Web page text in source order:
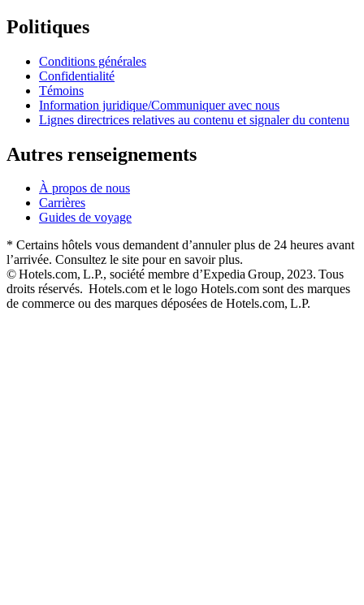
Politiques
Conditions générales
Confidentialité
Témoins
Information juridique/Communiquer avec nous
Lignes directrices relatives au contenu et signaler du contenu
Autres renseignements
À propos de nous
Carrières
Guides de voyage
* Certains hôtels vous demandent d’annuler plus de 24 heures avant
l’arrivée. Consultez le site pour en savoir plus.
© Hotels.com, L.P., société membre d’Expedia Group, 2023. Tous
droits réservés. Hotels.com et le logo Hotels.com sont des marques
de commerce ou des marques déposées de Hotels.com, L.P.